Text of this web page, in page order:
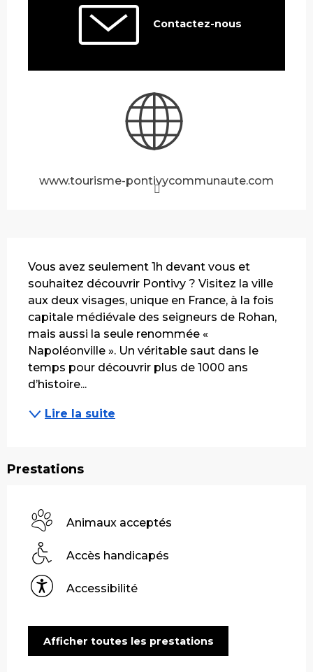
Contactez-nous
www.tourisme-pontivycommunaute.com
Vous avez seulement 1h devant vous et
souhaitez découvrir Pontivy ? Visitez la ville
aux deux visages, unique en France, à la fois
capitale médiévale des seigneurs de Rohan,
mais aussi la seule renommée «
Napoléonville ». Un véritable saut dans le
temps pour découvrir plus de 1000 ans
d’histoire...
Lire la suite
Prestations
Animaux acceptés
Accès handicapés
Accessibilité
Afficher toutes les prestations